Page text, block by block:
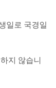
일로 국경일
지 않습니